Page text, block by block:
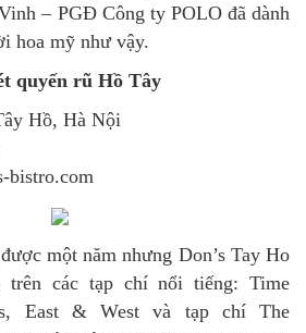
– PGĐ Công ty POLO đã dành
hoa mỹ như vậy.
quyến rũ Hồ Tây
Hồ, Hà Nội
bistro.com
một năm nhưng Don’s Tay Ho
trên các tạp chí nổi tiếng: Time
East & West và tạp chí The